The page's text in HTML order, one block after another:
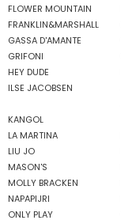
FLOWER MOUNTAIN
FRANKLIN&MARSHALL
GASSA D'AMANTE
GRIFONI
HEY DUDE
ILSE JACOBSEN
KANGOL
LA MARTINA
LIU JO
MASON'S
MOLLY BRACKEN
NAPAPIJRI
ONLY PLAY